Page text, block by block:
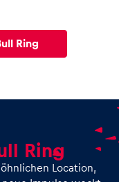
Ring
Ring
Location,